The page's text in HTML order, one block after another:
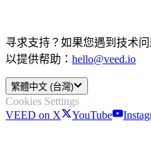
寻求支持？如果您遇到技术
以提供帮助： hello@veed.io
繁體中文 (台灣)
Cookies Settings
VEED on X
YouTube